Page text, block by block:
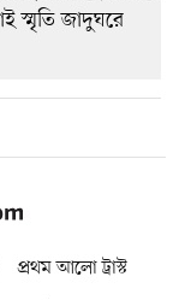
প্রথম আলো ট্রাস্ট